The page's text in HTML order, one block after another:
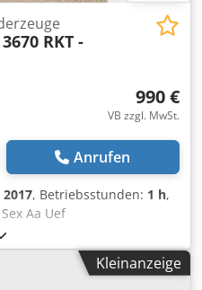
RKT -
990 €
VB zzgl. MwSt.
Anrufen
2017, Betriebsstunden: 1 h,
Aa Uef
Kleinanzeige